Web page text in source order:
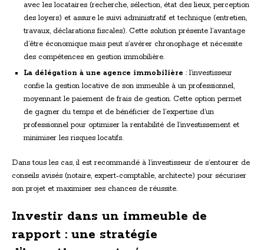
avec les locataires (recherche, sélection, état des lieux, perception
des loyers) et assure le suivi administratif et technique (entretien,
travaux, déclarations fiscales). Cette solution présente l’avantage
d’être économique mais peut s’avérer chronophage et nécessite
des compétences en gestion immobilière.
La délégation à une agence immobilière : l’investisseur
confie la gestion locative de son immeuble à un professionnel,
moyennant le paiement de frais de gestion. Cette option permet
de gagner du temps et de bénéficier de l’expertise d’un
professionnel pour optimiser la rentabilité de l’investissement et
minimiser les risques locatifs.
Dans tous les cas, il est recommandé à l’investisseur de s’entourer de
conseils avisés (notaire, expert-comptable, architecte) pour sécuriser
son projet et maximiser ses chances de réussite.
Investir dans un immeuble de
rapport : une stratégie